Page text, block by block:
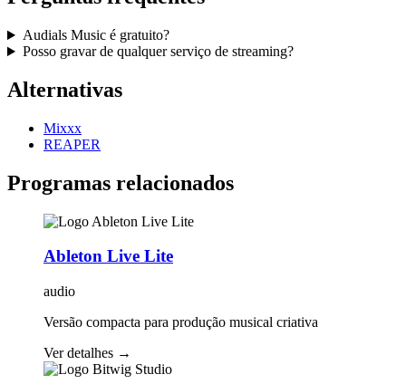
Audials Music é gratuito?
Posso gravar de qualquer serviço de streaming?
Alternativas
Mixxx
REAPER
Programas relacionados
Ableton Live Lite
audio
Versão compacta para produção musical criativa
Ver detalhes →